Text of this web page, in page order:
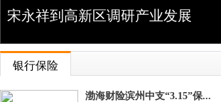
宋永祥到高新区调研产业发展
银行保险
渤海财险滨州中支“3.15”保...